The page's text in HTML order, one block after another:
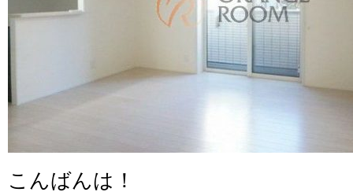
こんばんは！